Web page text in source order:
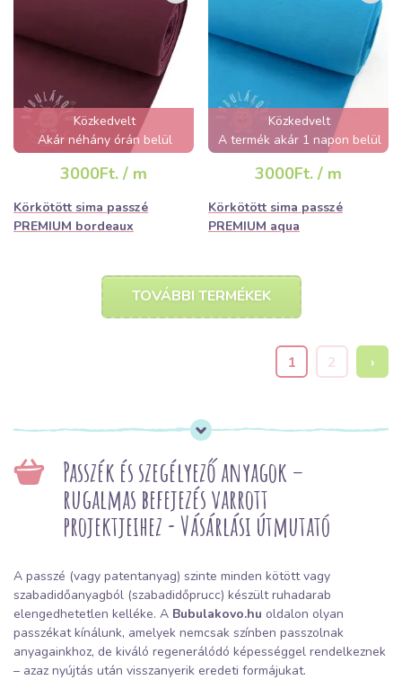
Közkedvelt
Akár néhány órán belül
elfogyhat!
3000Ft. / m
Körkötött sima passzé
PREMIUM bordeaux
Közkedvelt
A termék akár 1 napon belül
elfogyhat!
3000Ft. / m
Körkötött sima passzé
PREMIUM aqua
TOVÁBBI TERMÉKEK
1 2 ›
Passzék és szegélyező anyagok –
rugalmas befejezés varrott
projektjeihez - Vásárlási útmutató
A passzé (vagy patentanyag) szinte minden kötött vagy
szabadidőanyagból (szabadidőprucc) készült ruhadarab
elengedhetetlen kelléke. A Bubulakovo.hu oldalon olyan
passzékat kínálunk, amelyek nemcsak színben passzolnak
anyagainkhoz, de kiváló regenerálódó képességgel rendelkeznek
– azaz nyújtás után visszanyerik eredeti formájukat.